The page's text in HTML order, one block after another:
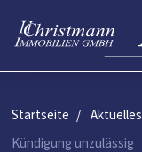
Startseite Aktuelles
Kündigung unzulässig